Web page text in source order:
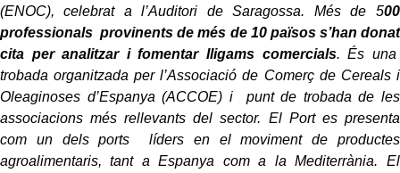
(ENOC), celebrat a l’Auditori de Saragossa. Més de 500
professionals provinents de més de 10 països s’han donat
cita per analitzar i fomentar lligams comercials. És una
trobada organitzada per l’Associació de Comerç de Cereals i
Oleaginoses d’Espanya (ACCOE) i punt de trobada de les
associacions més rellevants del sector. El Port es presenta
com un dels ports líders en el moviment de productes
agroalimentaris, tant a Espanya com a la Mediterrània. El